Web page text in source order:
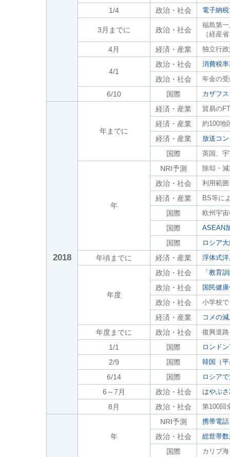
1/4 政治・社会 電子納
3月までに 政治・社会
福島第
［経産
4月 経済・産業 独立行
4/1
政治・社会 消費税
政治・社会 年金の
6/10 国際 カザフ
2018
年までに
経済・産業 貿易の
経済・産業 約100地
経済・産業 放送コ
国際 英国、
年
NRI予測 除却・
政治・社会 利用範
経済・産業 BS等に
国際 欧州宇
国際 ASEAN
国際 ロシア
年頃までに 経済・産業 浮体式
年度
政治・社会 「教育
政治・社会 国民健
政治・社会 小学校で
経済・産業 コメの
年度までに 政治・社会 復興道
1/1 国際 ロンド
2/9 国際 韓国（
6/14 国際 ロシア
6～7月 政治・社会 はやぶ
8月 政治・社会 第100回
年
NRI予測 携帯電
政治・社会 総世帯
国際 カリブ